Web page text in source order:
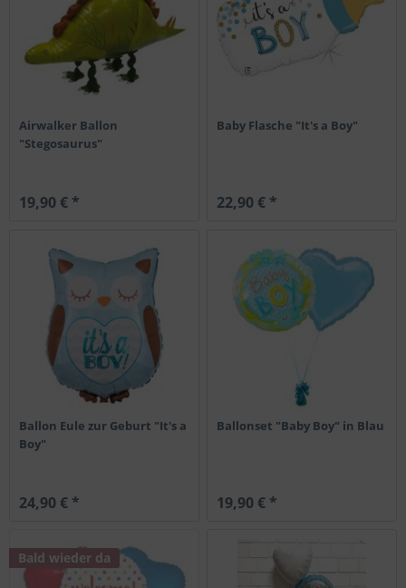
Airwalker Ballon
"Stegosaurus"
19,90 € *
Baby Flasche "It's a Boy"
22,90 € *
Ballon Eule zur Geburt "It's a
Boy"
24,90 € *
Ballonset "Baby Boy" in Blau
19,90 € *
Bald wieder da